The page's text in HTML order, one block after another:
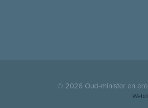
© 2026 Oud-minister en